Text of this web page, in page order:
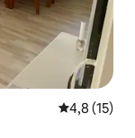
Vidutinis
4,8 (15)